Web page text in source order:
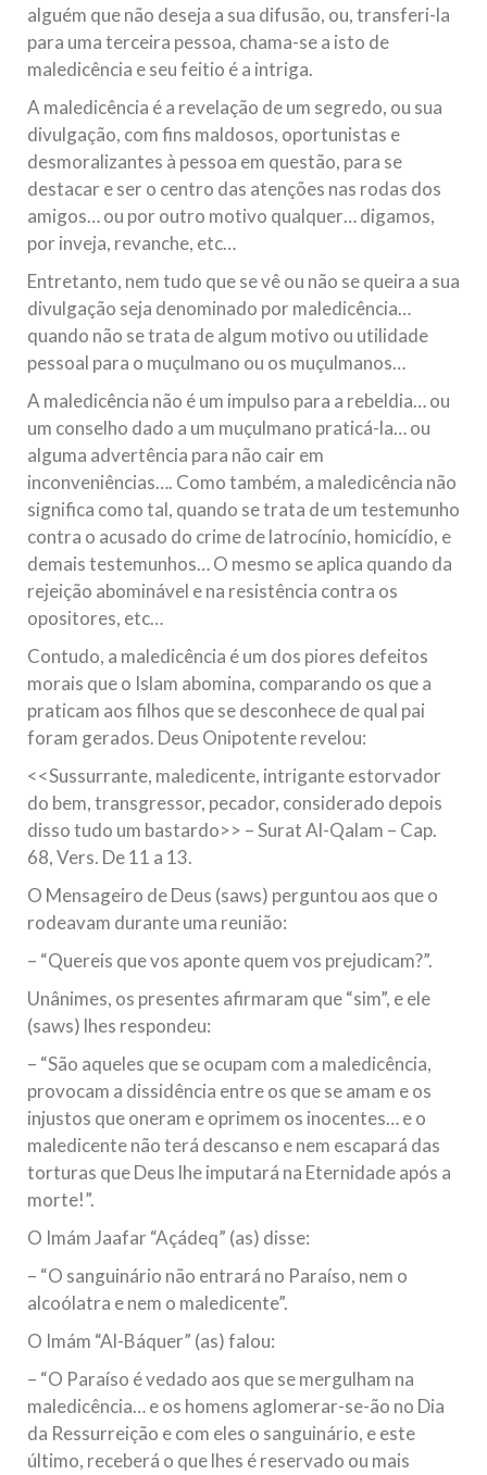
alguém que não deseja a sua difusão, ou, transferi-la
para uma terceira pessoa, chama-se a isto de
maledicência e seu feitio é a intriga.
A maledicência é a revelação de um segredo, ou sua
divulgação, com fins maldosos, oportunistas e
desmoralizantes à pessoa em questão, para se
destacar e ser o centro das atenções nas rodas dos
amigos… ou por outro motivo qualquer… digamos,
por inveja, revanche, etc…
Entretanto, nem tudo que se vê ou não se queira a sua
divulgação seja denominado por maledicência…
quando não se trata de algum motivo ou utilidade
pessoal para o muçulmano ou os muçulmanos…
A maledicência não é um impulso para a rebeldia… ou
um conselho dado a um muçulmano praticá-la… ou
alguma advertência para não cair em
inconveniências…. Como também, a maledicência não
significa como tal, quando se trata de um testemunho
contra o acusado do crime de latrocínio, homicídio, e
demais testemunhos… O mesmo se aplica quando da
rejeição abominável e na resistência contra os
opositores, etc…
Contudo, a maledicência é um dos piores defeitos
morais que o Islam abomina, comparando os que a
praticam aos filhos que se desconhece de qual pai
foram gerados. Deus Onipotente revelou:
<<Sussurrante, maledicente, intrigante estorvador
do bem, transgressor, pecador, considerado depois
disso tudo um bastardo>> – Surat Al-Qalam – Cap.
68, Vers. De 11 a 13.
O Mensageiro de Deus (saws) perguntou aos que o
rodeavam durante uma reunião:
– “Quereis que vos aponte quem vos prejudicam?”.
Unânimes, os presentes afirmaram que “sim”, e ele
(saws) lhes respondeu:
– “São aqueles que se ocupam com a maledicência,
provocam a dissidência entre os que se amam e os
injustos que oneram e oprimem os inocentes… e o
maledicente não terá descanso e nem escapará das
torturas que Deus lhe imputará na Eternidade após a
morte!”.
O Imám Jaafar “Açádeq” (as) disse:
– “O sanguinário não entrará no Paraíso, nem o
alcoólatra e nem o maledicente”.
O Imám “Al-Báquer” (as) falou:
– “O Paraíso é vedado aos que se mergulham na
maledicência… e os homens aglomerar-se-ão no Dia
da Ressurreição e com eles o sanguinário, e este
último, receberá o que lhes é reservado ou mais